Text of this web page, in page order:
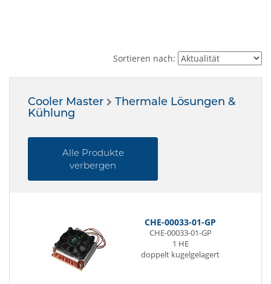
Sortieren nach:
Cooler Master
Thermale Lösungen &
Kühlung
Alle Produkte
verbergen
CHE-00033-01-GP
CHE-00033-01-GP
1 HE
doppelt kugelgelagert